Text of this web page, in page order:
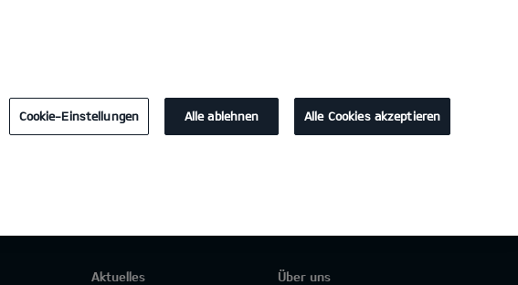
Aktuelles
Über uns
Cookie-Einstellungen Alle ablehnen Alle Cookies akzeptieren